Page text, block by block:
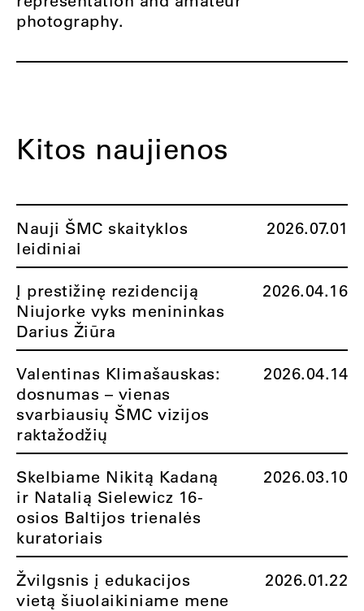
photography.
Kitos naujienos
Nauji ŠMC skaityklos
leidiniai
2026.07.01
Į prestižinę rezidenciją
Niujorke vyks menininkas
Darius Žiūra
2026.04.16
Valentinas Klimašauskas:
dosnumas – vienas
svarbiausių ŠMC vizijos
raktažodžių
2026.04.14
Skelbiame Nikitą Kadaną
ir Natalią Sielewicz 16-
osios Baltijos trienalės
kuratoriais
2026.03.10
Žvilgsnis į edukacijos
vietą šiuolaikiniame mene
2026.01.22